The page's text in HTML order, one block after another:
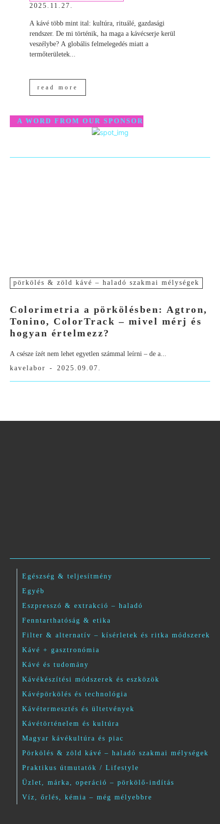
2025.11.27.
A kávé több mint ital: kultúra, rituálé, gazdasági
rendszer. De mi történik, ha maga a kávécserje kerül
veszélybe? A globális felmelegedés miatt a
termőterületek...
read more
A WORD FROM OUR SPONSOR
pörkölés & zöld kávé – haladó szakmai mélységek
Colorimetria a pörkölésben: Agtron,
Tonino, ColorTrack – mivel mérj és
hogyan értelmezz?
A csésze ízét nem lehet egyetlen számmal leírni – de a...
kavelabor
- 2025.09.07.
Egészség & teljesítmény
Egyéb
Eszpresszó & extrakció – haladó
Fenntarthatóság & etika
Filter & alternatív – kísérletek és ritka módszerek
Kávé + gasztronómia
Kávé és tudomány
Kávékészítési módszerek és eszközök
Kávépörkölés és technológia
Kávétermesztés és ültetvények
Kávétörténelem és kultúra
Magyar kávékultúra és piac
Pörkölés & zöld kávé – haladó szakmai mélységek
Praktikus útmutatók / Lifestyle
Üzlet, márka, operáció – pörkölő-indítás
Víz, őrlés, kémia – még mélyebbre